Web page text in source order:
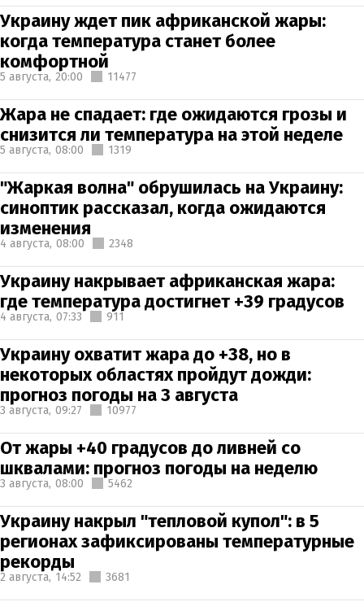
Украину ждет пик африканской жары:
когда температура станет более
комфортной
5 августа, 20:00 11477
Жара не спадает: где ожидаются грозы и
снизится ли температура на этой неделе
5 августа, 08:00 1319
"Жаркая волна" обрушилась на Украину:
синоптик рассказал, когда ожидаются
изменения
4 августа, 08:00 2348
Украину накрывает африканская жара:
где температура достигнет +39 градусов
4 августа, 07:33 911
Украину охватит жара до +38, но в
некоторых областях пройдут дожди:
прогноз погоды на 3 августа
3 августа, 09:27 10977
От жары +40 градусов до ливней со
шквалами: прогноз погоды на неделю
3 августа, 08:00 5462
Украину накрыл "тепловой купол": в 5
регионах зафиксированы температурные
рекорды
2 августа, 14:52 3681